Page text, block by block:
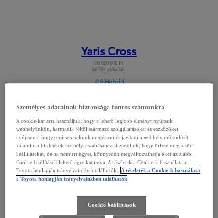
Yaris Cross
10 020 000 Ft
58 734 Ft/hó-tól
Hybrid
Yaris Cross :
Modell megtekintése
Személyes adatainak biztonsága fontos számunkra
A cookie-kat arra használjuk, hogy a lehető legjobb élményt nyújtsuk
webhelyünkön, harmadik féltől származó szolgáltatásokat és eszközöket
nyújtsunk, hogy segítsen nekünk megérteni és javítani a webhely működését,
valamint a hirdetések személyreszabásához. Javasoljuk, hogy őrizze meg a süti
beállításokat, de ha nem ért egyet, könnyedén megváltoztathatja őket az alábbi
Cookie beállítások lehetőségre kattintva. A részletek a Cookie-k használata a
Toyota honlapján irányelveinkben találhatók. A részletek a Cookie-k használata
a Toyota honlapján irányelveinkben találhatók
Cookie beállítások